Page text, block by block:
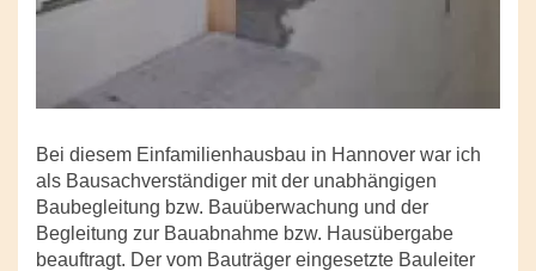
Bei diesem Einfamilienhausbau in Hannover war ich
als Bausachverständiger mit der unabhängigen
Baubegleitung bzw. Bauüberwachung und der
Begleitung zur Bauabnahme bzw. Hausübergabe
beauftragt. Der vom Bauträger eingesetzte Bauleiter